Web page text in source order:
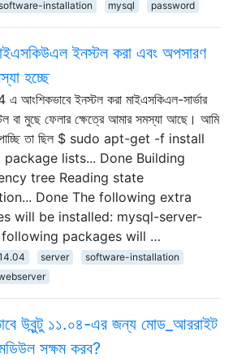
installation mysql password
ইনস্টল করা এবং অপসারণ
হচ্ছে
এ আংশিকভাবে ইনস্টল করা মাইএসকিএল-সার্ভার
বা মুছে ফেলার ক্ষেত্রে আমার সমস্যা আছে। আমি
পাচ্ছি তা ছিল $ sudo apt-get -f install
package lists... Done Building
tree Reading state
Done The following extra
will be installed: mysql-server-
following packages will …
server
software-installation
উবুন্টু ১১.০৪-এর জন্য মোড_আররাইট
সক্ষম করব?